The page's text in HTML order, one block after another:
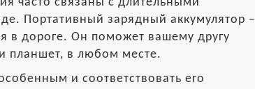
Портативный зарядный аккумулятор –
в дороге. Он поможет вашему другу
планшет, в любом месте.
и соответствовать его